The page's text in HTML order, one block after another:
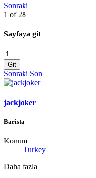
Sonraki
1 of 28
Sayfaya git
Git
Sonraki Son
jackjoker
Barista
Konum
Turkey
Daha fazla